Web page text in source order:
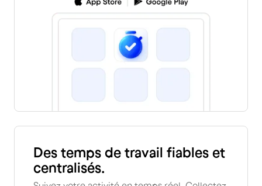
Des temps de travail fiables et
centralisés.